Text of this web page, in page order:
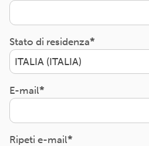
Stato di residenza
ITALIA (ITALIA)
E-mail
Ripeti e-mail